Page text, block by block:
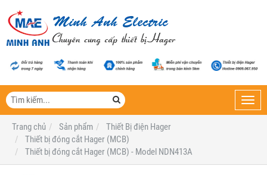
Trang chủ
Sản phẩm
Thiết Bị điện Hager
Thiết bị đóng cắt Hager (MCB)
Thiết bị đóng cắt Hager (MCB) - Model NDN413A